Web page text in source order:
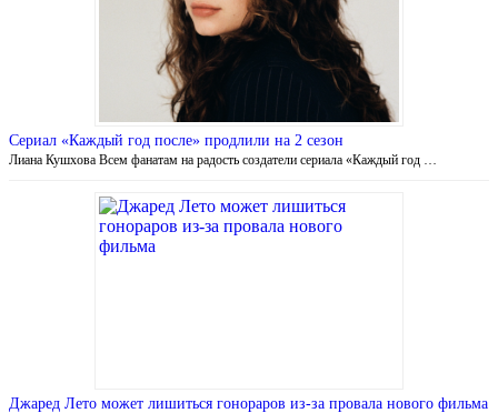
Сериал «Каждый год после» продлили на 2 сезон
Лиана Кушхова Всем фанатам на радость создатели сериала «Каждый год …
Джаред Лето может лишиться гонораров из-за провала нового фильма